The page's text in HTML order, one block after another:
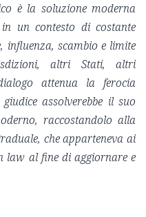
è la soluzione moderna
un contesto di costante
influenza, scambio e limite
altri Stati, altri
attenua la ferocia
assolverebbe il suo
raccostandolo alla
che apparteneva ai
law al fine di aggiornare e